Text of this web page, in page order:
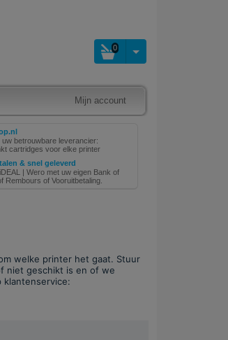
0
Mijn account
uw betrouwbare leverancier:
cartridges voor elke printer
& snel geleverd
| Wero met uw eigen Bank of
Rembours of Vooruitbetaling.
welke printer het gaat. Stuur
niet geschikt is en of we
klantenservice: